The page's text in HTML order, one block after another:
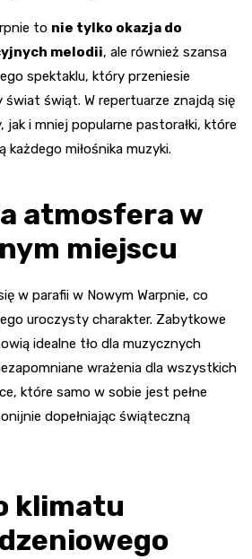
to nie tylko okazja do
melodii, ale również szansa
spektaklu, który przeniesie
świat świąt. W repertuarze znajdą się
jak i mniej popularne pastorałki, które
każdego miłośnika muzyki.
atmosfera w
miejscu
w parafii w Nowym Warpnie, co
uroczysty charakter. Zabytkowe
idealne tło dla muzycznych
wrażenia dla wszystkich
które samo w sobie jest pełne
dopełniając świąteczną
klimatu